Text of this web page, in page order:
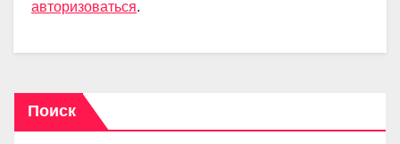
авторизоваться.
Поиск